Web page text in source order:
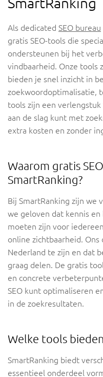
Als dedicated SEO bureau
gratis SEO-tools die
ondersteunen bij het
vindbaarheid. Onze tools
bieden je snel inzicht in
zoekwoordoptimalisatie,
tools zijn een
aan de slag kunt met
extra kosten en zonder
Waarom gratis
SmartRanking?
Bij SmartRanking zijn we
we geloven dat kennis
moeten zijn voor
online zichtbaarheid. Ons
Nederland te zijn en dat
graag delen. De gratis
en concrete
SEO kunt optimaliseren
in de zoekresultaten.
Welke tools
SmartRanking biedt
essentieel onderdeel